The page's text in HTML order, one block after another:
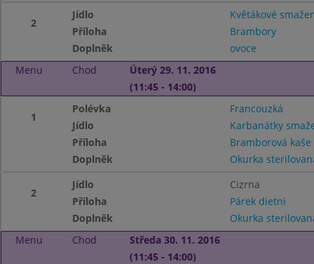
2
Jídlo
Květákové
Příloha
Brambory
Doplněk
ovoce
Menu
Chod
Úterý 29. 11. 2016
(11:45 - 14:00)
1
Polévka
Francouzká
Jídlo
Karbanátky
Příloha
Bramborová kaše
Doplněk
Okurka
2
Jídlo
Cizrna
Příloha
Párek dietni
Doplněk
Okurka
Menu
Chod
Středa 30. 11. 2016
(11:45 - 14:00)